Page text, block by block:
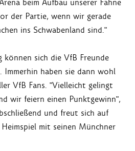
der Partie, wenn wir gerade
ins Schwabenland sind."
können sich die VfB Freunde
Immerhin haben sie dann wohl
VfB Fans. "Vielleicht gelingt
wir feiern einen Punktgewinn",
und freut sich auf
mit seinen Münchner